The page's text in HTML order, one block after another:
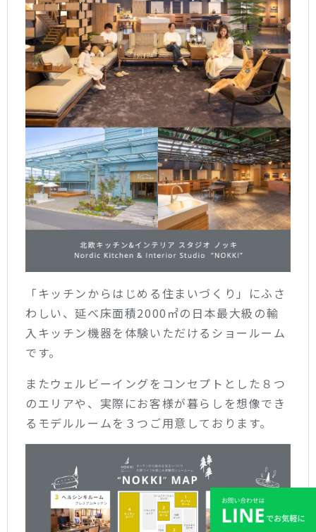
「キッチンからはじめる住まいづくり」にふさ
わしい、延べ床面積2000㎡の日本最大級の輸
入キッチン機器を体験いただけるショールーム
です。
またウェルビーイングをコンセプトとした８つ
のエリアや、実際にお客様が暮らしを想像でき
るモデルルームを３つご用意しております。